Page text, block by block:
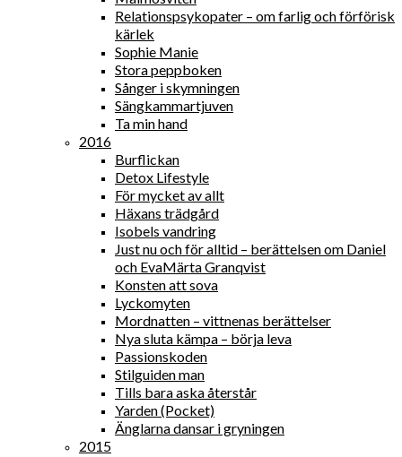
Relationspsykopater – om farlig och förförisk
kärlek
Sophie Manie
Stora peppboken
Sånger i skymningen
Sängkammartjuven
Ta min hand
2016
Burflickan
Detox Lifestyle
För mycket av allt
Häxans trädgård
Isobels vandring
Just nu och för alltid – berättelsen om Daniel
och EvaMärta Granqvist
Konsten att sova
Lyckomyten
Mordnatten – vittnenas berättelser
Nya sluta kämpa – börja leva
Passionskoden
Stilguiden man
Tills bara aska återstår
Yarden (Pocket)
Änglarna dansar i gryningen
2015